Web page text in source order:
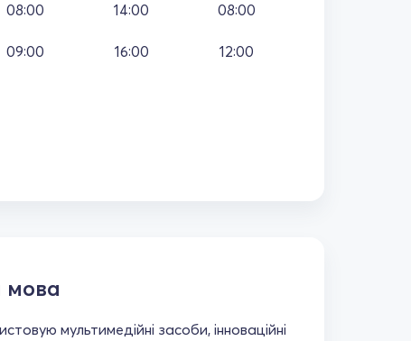
08:00
09:00
14:00
16:00
08:00
12:00
мова
мультимедійні засоби, інноваційні